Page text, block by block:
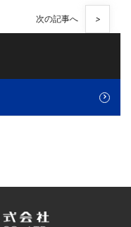
次の記事へ >